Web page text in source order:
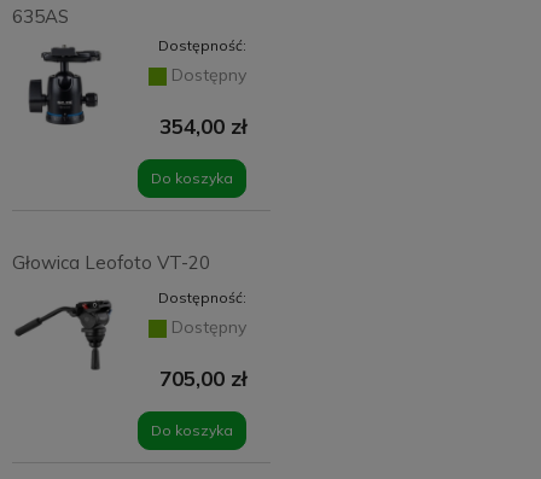
635AS
Dostępność:
Dostępny
354,00 zł
Do koszyka
Głowica Leofoto VT-20
Dostępność:
Dostępny
705,00 zł
Do koszyka